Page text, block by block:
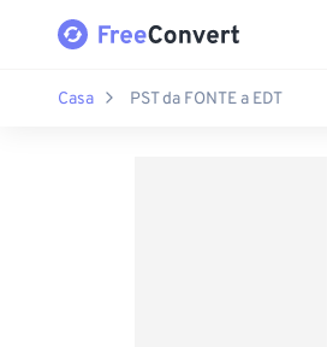
Casa PST da FONTE a EDT